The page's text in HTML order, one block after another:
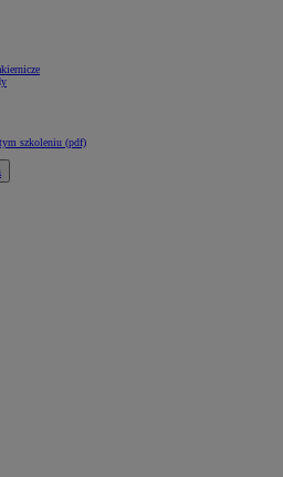
szkoleniu (pdf)